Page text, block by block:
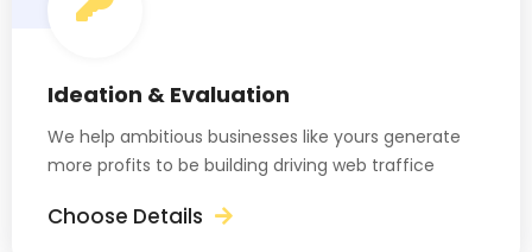
Ideation & Evaluation
We help ambitious businesses like yours generate
more profits to be building driving web traffice
Choose Details